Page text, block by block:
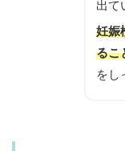
出て
妊娠
るこ
をし